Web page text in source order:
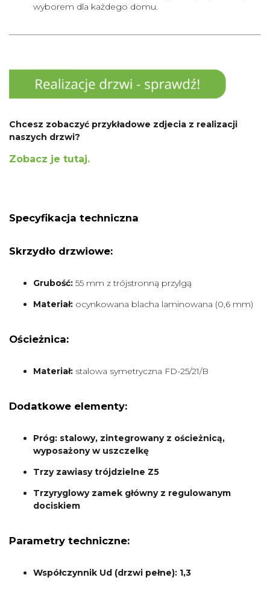
wyborem dla każdego domu.
Chcesz zobaczyć przykładowe zdjecia z realizacji
naszych drzwi?
Zobacz je tutaj.
Specyfikacja techniczna
Skrzydło drzwiowe:
Grubość: 55 mm z trójstronną przylgą
Materiał: ocynkowana blacha laminowana (0,6 mm)
Ościeżnica:
Materiał: stalowa symetryczna FD-25/21/B
Dodatkowe elementy:
Próg: stalowy, zintegrowany z ościeżnicą,
wyposażony w uszczelkę
Trzy zawiasy trójdzielne Z5
Trzyryglowy zamek główny z regulowanym
dociskiem
Parametry techniczne:
Współczynnik Ud (drzwi pełne): 1,3